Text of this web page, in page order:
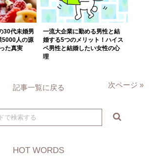
30代未婚男
5000人の源
た真実
一流大企業に勤める男性と結
婚する5つのメリット！ハイス
ペ男性と結婚したい女性の心
理
記事一覧に戻る 次ページ »
HOT WORDS